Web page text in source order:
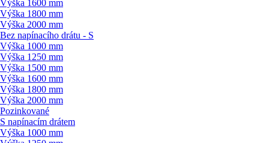
Výška 1600 mm
Výška 1800 mm
Výška 2000 mm
Bez napínacího drátu - S
Výška 1000 mm
Výška 1250 mm
Výška 1500 mm
Výška 1600 mm
Výška 1800 mm
Výška 2000 mm
Pozinkované
S napínacím drátem
Výška 1000 mm